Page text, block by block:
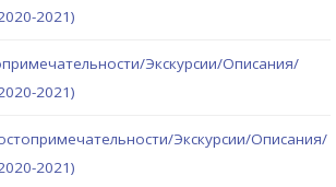
2021)
Экскурсии/Описания/
2021)
Экскурсии/Описания/
2021)